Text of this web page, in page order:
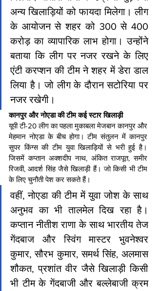
अन्य खिलाड़ियों को फायदा मिलेगा। लीग
के आयोजन से शहर को 300 से 400
करोड़ का व्यापारिक लाभ होगा। उन्होंने
बताया कि लीग पर नजर रखने के लिए
एंटी करप्शन की टीम ने शहर में डेरा डाल
लिया है। जो लीग के दौरान सटोरिया पर
नजर रखेगी।
कानपुर और नोएडा की टीम कई स्टार खिलाड़ी
यूपी टी-20 लीग का पहला मुकाबला मेजबान कानपुर और
मेहमान नोएडा के बीच होगा। टीम संतुलन में कानपुर
सुपर किंग्स की टीम युवा खिलाड़ियों से भरी हुई है।
जिसमें कप्तान अक्शदीप नाथ, अंकित राजपूत, समीर
रिजवी, आदर्श सिंह जैसे खिलाड़ी हैं। जो किसी भी टीम
के लिए चुनौती पेश कर सकते हैं।
वहीं, नोएडा की टीम में युवा जोश के साथ
अनुभव का भी तालमेल दिख रहा है।
कप्तान नीतीश राणा के साथ भारतीय तेज
गेंदबाज और स्विंग मास्टर भुवनेश्वर
कुमार, सौरभ कुमार, समर्थ सिंह, अलमास
शौकत, प्रशांत वीर जैसे खिलाड़ी किसी
भी टीम के गेंदबाजी और बल्लेबाजी क्रम